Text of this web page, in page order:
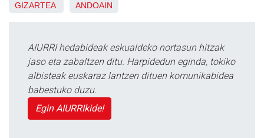
GIZARTEA ANDOAIN
AIURRI hedabideak eskualdeko nortasun hitzak
jaso eta zabaltzen ditu. Harpidedun eginda, tokiko
albisteak euskaraz lantzen dituen komunikabidea
babestuko duzu.
Egin AIURRIkide!